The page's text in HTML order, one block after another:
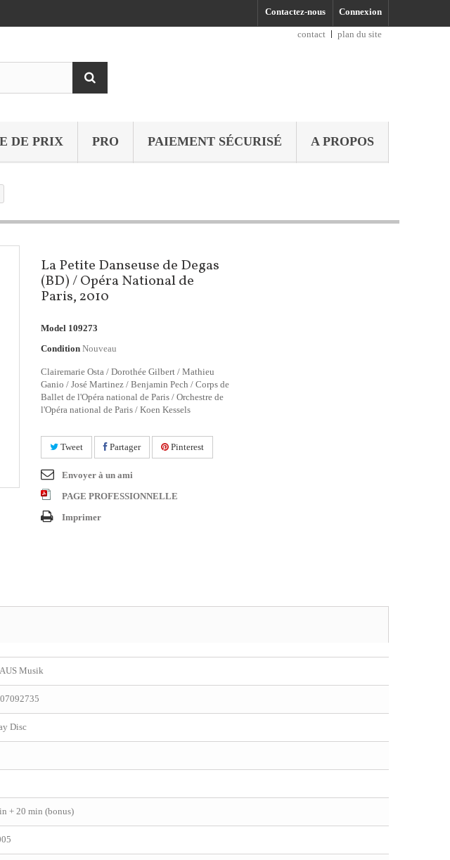
Connexion
Contactez-nous
contact
plan du site
DE PRIX PRO PAIEMENT SÉCURISÉ A PROPOS
La Petite Danseuse de Degas
(BD) / Opéra National de
Paris, 2010
Model 109273
Condition Nouveau
Clairemarie Osta / Dorothée Gilbert / Mathieu
Ganio / José Martinez / Benjamin Pech / Corps de
Ballet de l'Opéra national de Paris / Orchestre de
l'Opéra national de Paris / Koen Kessels
Tweet Partager Pinterest
Envoyer à un ami
PAGE PROFESSIONNELLE
Imprimer
Musik
Disc
+ 20 min (bonus)